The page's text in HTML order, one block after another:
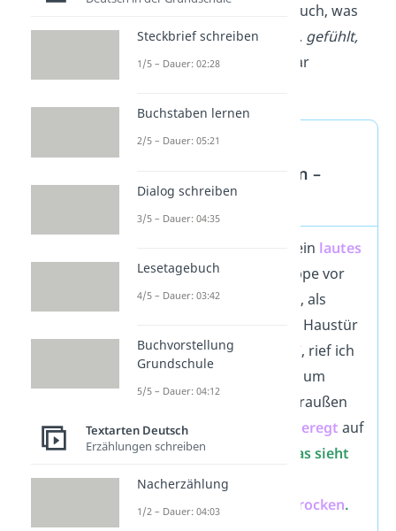
sondern schildere auch, was
dugesehen, gehört, gefühlt,
gerochen
oder sogar
Erlebniserzählung
Grundschule Ferien –
Hauptteil
ich ein lautes
Rumpeln auf der Treppe vor
der Haustür. Es
, als
würde jemand an der Haustür
kratzen.„Wer ist da?“, rief ich
auf, um
nachzuschauen. Da draußen
zappelte jemand
aufgeregt auf
der Treppe herum.
Das sieht
aber nicht wie Papa
aus, dachte ich
erschrocken.
Steckbrief schreiben
1/5 – Dauer: 02:28
Buchstaben lernen
2/5 – Dauer: 05:21
Dialog schreiben
3/5 – Dauer: 04:35
Lesetagebuch
4/5 – Dauer: 03:42
Buchvorstellung
Grundschule
5/5 – Dauer: 04:12
Textarten Deutsch
Erzählungen schreiben
Nacherzählung
1/2 – Dauer: 04:03